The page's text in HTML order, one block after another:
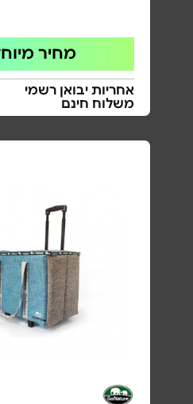
מחיר
אחריות יבואן רשמי
משלוח חינם